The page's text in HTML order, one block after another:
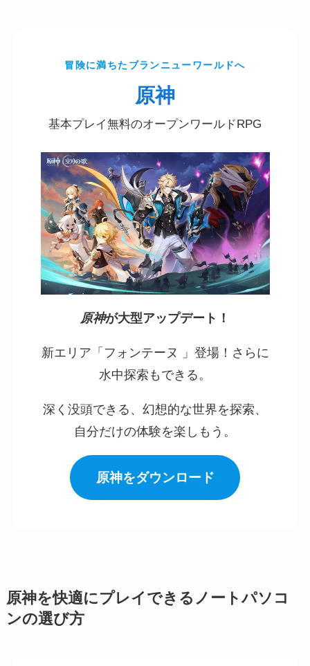
冒険に満ちたブランニューワールドへ
原神
基本プレイ無料のオープンワールドRPG
原神が大型アップデート！
新エリア「フォンテーヌ 」登場！さらに
水中探索もできる。
深く没頭できる、幻想的な世界を探索、
自分だけの体験を楽しもう。
原神をダウンロード
原神を快適にプレイできるノートパソコ
ンの選び方